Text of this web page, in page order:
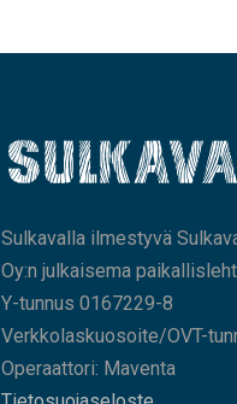
Sulkavalla ilmestyvä
Oy:n julkaisema
Y-tunnus 0167229-8
Verkkolaskuosoite/OVT-
Operaattori: Maventa